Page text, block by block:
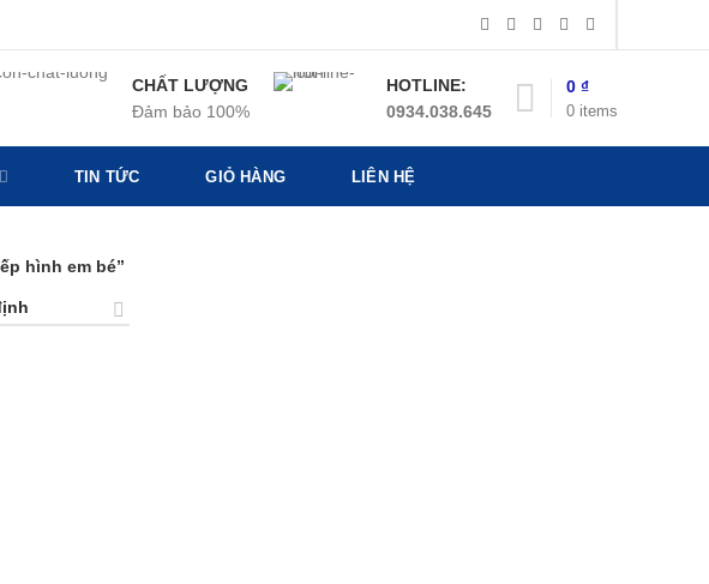
CHẤT LƯỢNG
Đảm bảo 100%
HOTLINE:
0934.038.645
0 items
0 ₫
TIN TỨC GIỎ HÀNG LIÊN HỆ
hình em bé”